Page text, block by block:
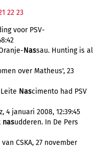
22 23
voor PSV-
Nassau. Hunting is al
over Matheus', 23
Nascimento had PSV
4 januari 2008, 12:39:45
nasudderen. In De Pers
CSKA, 27 november